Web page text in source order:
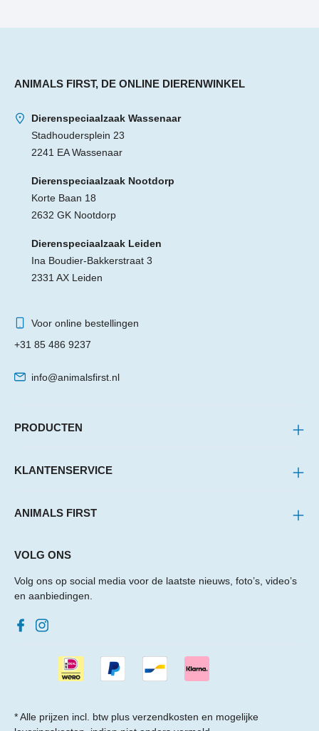
ANIMALS FIRST, DE ONLINE DIERENWINKEL
Dierenspeciaalzaak Wassenaar
Stadhoudersplein 23
2241 EA Wassenaar
Dierenspeciaalzaak Nootdorp
Korte Baan 18
2632 GK Nootdorp
Dierenspeciaalzaak Leiden
Ina Boudier-Bakkerstraat 3
2331 AX Leiden
Voor online bestellingen
+31 85 486 9237
info@animalsfirst.nl
PRODUCTEN
KLANTENSERVICE
ANIMALS FIRST
VOLG ONS
Volg ons op social media voor de laatste nieuws, foto’s, video’s
en aanbiedingen.
* Alle prijzen incl. btw plus verzendkosten en mogelijke